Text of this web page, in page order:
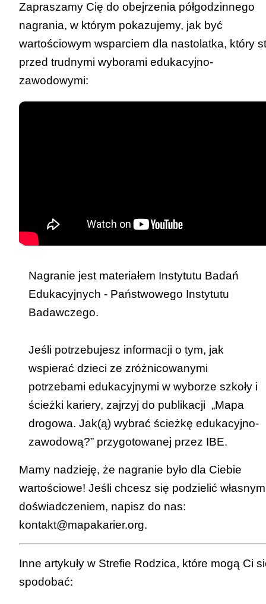
Zapraszamy Cię do obejrzenia półgodzinnego
nagrania, w którym pokazujemy, jak być
wartościowym wsparciem dla nastolatka, który
przed trudnymi wyborami edukacyjno-
zawodowymi:
Nagranie jest materiałem Instytutu Badań
Edukacyjnych - Państwowego Instytutu
Badawczego.
Jeśli potrzebujesz informacji o tym, jak
wspierać dzieci ze zróżnicowanymi
potrzebami edukacyjnymi w wyborze szkoły i
ścieżki kariery, zajrzyj do publikacji „Mapa
drogowa. Jak(ą) wybrać ścieżkę edukacyjno-
zawodową?” przygotowanej przez IBE.
Mamy nadzieję, że nagranie było dla Ciebie
wartościowe! Jeśli chcesz się podzielić własnym
doświadczeniem, napisz do nas:
kontakt@mapakarier.org.
Inne artykuły w Strefie Rodzica, które mogą Ci
spodobać: